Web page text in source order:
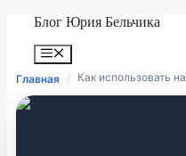
Перейти
содержимому
Блог Юрия Бельчика
Меню
Главная
/ Как использовать